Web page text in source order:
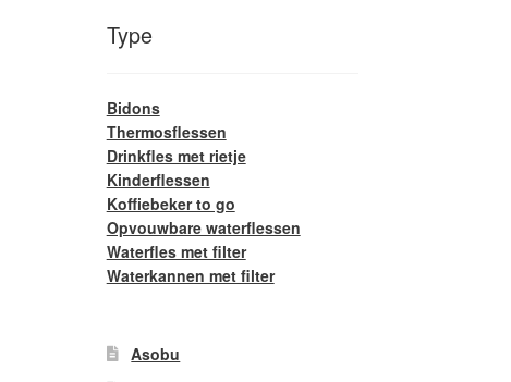
Type
Bidons
Thermosflessen
Drinkfles met rietje
Kinderflessen
Koffiebeker to go
Opvouwbare waterflessen
Waterfles met filter
Waterkannen met filter
Asobu